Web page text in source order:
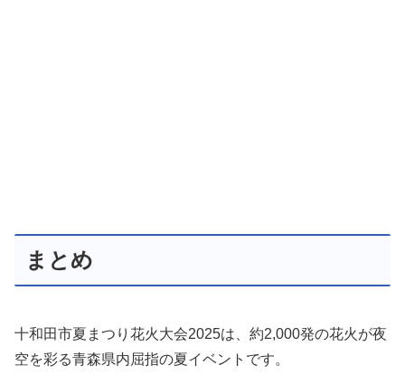
まとめ
十和田市夏まつり花火大会2025は、約2,000発の花火が夜
空を彩る青森県内屈指の夏イベントです。